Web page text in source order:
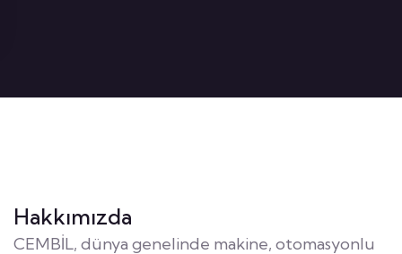
Hakkımızda
CEMBİL, dünya genelinde makine, otomasyonlu